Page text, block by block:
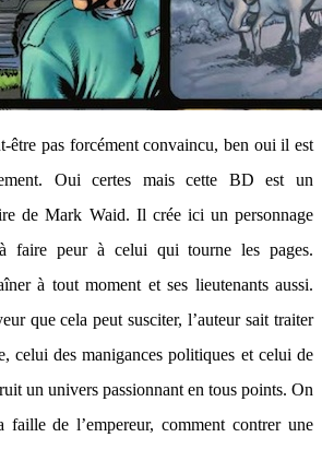
être pas forcément convaincu, ben oui il est
Oui certes mais cette BD est un
de Mark Waid. Il crée ici un personnage
faire peur à celui qui tourne les pages.
à tout moment et ses lieutenants aussi.
que cela peut susciter, l’auteur sait traiter
celui des manigances politiques et celui de
un univers passionnant en tous points. On
faille de l’empereur, comment contrer une